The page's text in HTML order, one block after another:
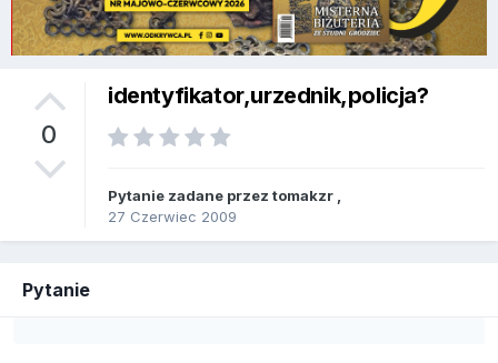
0
identyfikator,urzednik,policja?
Pytanie zadane przez tomakzr
27 Czerwiec 2009
Pytanie